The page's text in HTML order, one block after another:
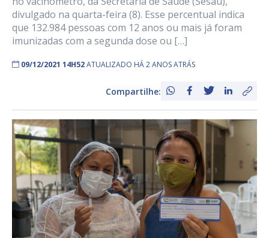
divulgado na quarta-feira (8). Esse percentual indica
que 132.984 pessoas com 12 anos ou mais já foram
imunizadas com a segunda dose ou […]
09/12/2021 14H52ATUALIZADO HÁ 2 ANOS ATRÁS
Compartilhe: